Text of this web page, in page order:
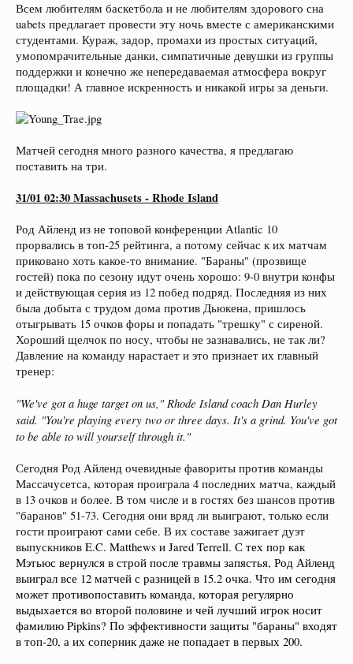
Всем любителям баскетбола и не любителям здорового сна
uabets предлагает провести эту ночь вместе с американскими
студентами. Кураж, задор, промахи из простых ситуаций,
умопомрачительные данки, симпатичные девушки из группы
поддержки и конечно же непередаваемая атмосфера вокруг
площадки! А главное искренность и никакой игры за деньги.
Матчей сегодня много разного качества, я предлагаю
поставить на три.
31/01 02:30 Massachusets - Rhode Island
Род Айленд из не топовой конференции Аtlantic 10
прорвались в топ-25 рейтинга, а потому сейчас к их матчам
приковано хоть какое-то внимание. "Бараны" (прозвище
гостей) пока по сезону идут очень хорошо: 9-0 внутри конфы
и действующая серия из 12 побед подряд. Последняя из них
была добыта с трудом дома против Дьюкена, пришлось
отыгрывать 15 очков форы и попадать "трешку" с сиреной.
Хороший щелчок по носу, чтобы не зазнавались, не так ли?
Давление на команду нарастает и это признает их главный
тренер:
"We've got a huge target on us," Rhode Island coach Dan Hurley
said. "You're playing every two or three days. It's a grind. You've got
to be able to will yourself through it."
Сегодня Род Айленд очевидные фавориты против команды
Массачусетса, которая проиграла 4 последних матча, каждый
в 13 очков и более. В том числе и в гостях без шансов против
"баранов" 51-73. Сегодня они вряд ли выиграют, только если
гости проиграют сами себе. В их составе зажигает дуэт
выпускников E.C. Matthews и Jared Terrell. С тех пор как
Мэтьюс вернулся в строй после травмы запястья, Род Айленд
выиграл все 12 матчей с разницей в 15.2 очка. Что им сегодня
может противопоставить команда, которая регулярно
выдыхается во второй половине и чей лучший игрок носит
фамилию Pipkins? По эффективности защиты "бараны" входят
в топ-20, а их соперник даже не попадает в первых 200.